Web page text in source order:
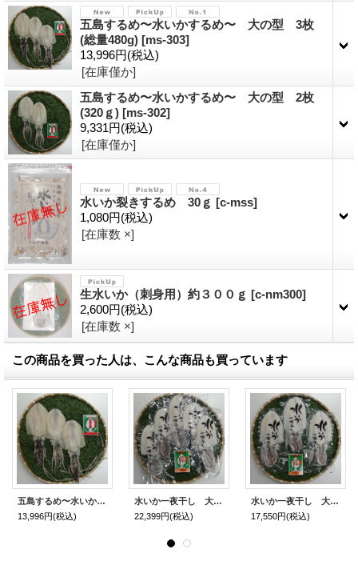
五島するめ〜水いかするめ〜 大の型 3枚
(総量480g) [ms-303]
13,996円(税込)
[在庫僅か]
五島するめ〜水いかするめ〜 大の型 2枚
(320ｇ) [ms-302]
9,331円(税込)
[在庫僅か]
水いか裂きするめ 30ｇ [c-mss]
1,080円(税込)
[在庫数 ×]
生水いか（刺身用）約３００ｇ [c-nm300]
2,600円(税込)
[在庫数 ×]
この商品を買った人は、こんな商品も買っています
五島するめ〜水いかするめ〜 大の型 3枚 (総量480g)
13,996円(税込)
水いか一夜干し 大の型 5枚 (総量1700g)
22,399円(税込)
水いか一夜干し 大の大型 3枚 (総量1300g)
17,550円(税込)